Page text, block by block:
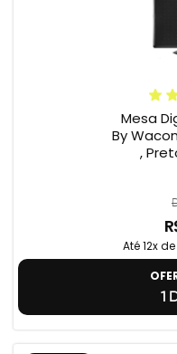
Mesa
By
,
Até 12x de
1